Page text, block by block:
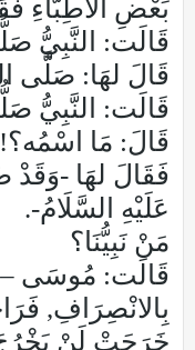
بَعْضِ الأَطِبَّاءِ
قَالَت: النَّبِيُّ
قَالَ لهَا: صَلَّى
قَالَت: النَّبِيُّ
قَالَ: مَا
فَقَالَ لهَا -
عَلَيْهِ السَّلَامُ-.
مَنْ نَبِيُّنَا؟
قَالَت: مُوسَى
بِالانْصِرَافِ,
خَرَجَتْ لَنْ يَخْرُجَ